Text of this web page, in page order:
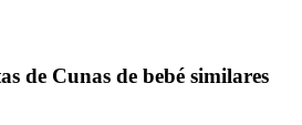
de Cunas de bebé similares